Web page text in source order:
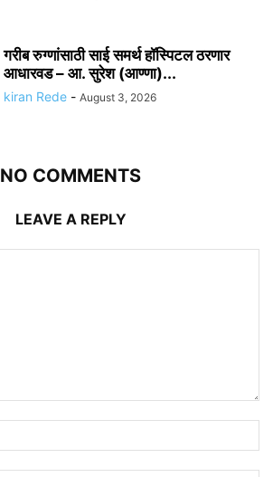
गरीब रुग्णांसाठी साई समर्थ हॉस्पिटल ठरणार
आधारवड – आ. सुरेश (आण्णा)...
kiran Rede - August 3, 2026
NO COMMENTS
LEAVE A REPLY